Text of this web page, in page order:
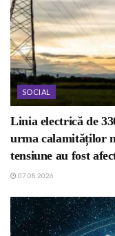
SOCIAL
Linia electrică de
urma calamităților
tensiune au fost
07.08.2026